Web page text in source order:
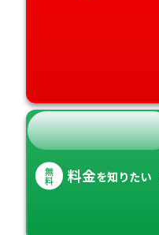
無
料 料金を知りたい